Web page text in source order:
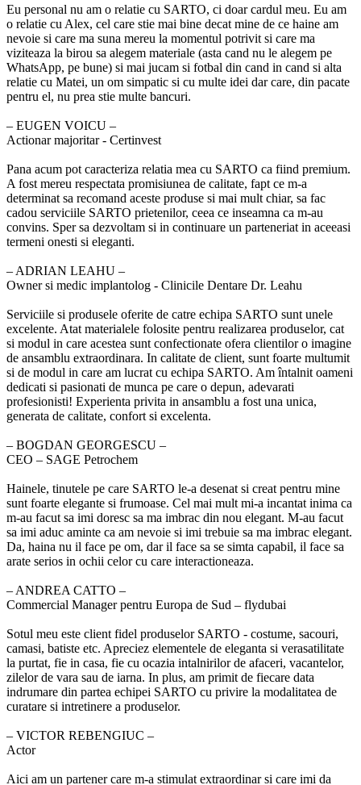
Eu personal nu am o relatie cu SARTO, ci doar cardul meu. Eu am
o relatie cu Alex, cel care stie mai bine decat mine de ce haine am
nevoie si care ma suna mereu la momentul potrivit si care ma
viziteaza la birou sa alegem materiale (asta cand nu le alegem pe
WhatsApp, pe bune) si mai jucam si fotbal din cand in cand si alta
relatie cu Matei, un om simpatic si cu multe idei dar care, din pacate
pentru el, nu prea stie multe bancuri.
‒ EUGEN VOICU –
Actionar majoritar - Certinvest
Pana acum pot caracteriza relatia mea cu SARTO ca fiind premium.
A fost mereu respectata promisiunea de calitate, fapt ce m-a
determinat sa recomand aceste produse si mai mult chiar, sa fac
cadou serviciile SARTO prietenilor, ceea ce inseamna ca m-au
convins. Sper sa dezvoltam si in continuare un parteneriat in aceeasi
termeni onesti si eleganti.
‒ ADRIAN LEAHU –
Owner si medic implantolog - Clinicile Dentare Dr. Leahu
Serviciile si produsele oferite de catre echipa SARTO sunt unele
excelente. Atat materialele folosite pentru realizarea produselor, cat
si modul in care acestea sunt confectionate ofera clientilor o imagine
de ansamblu extraordinara. In calitate de client, sunt foarte multumit
si de modul in care am lucrat cu echipa SARTO. Am întalnit oameni
dedicati si pasionati de munca pe care o depun, adevarati
profesionisti! Experienta privita in ansamblu a fost una unica,
generata de calitate, confort si excelenta.
‒ BOGDAN GEORGESCU –
CEO – SAGE Petrochem
Hainele, tinutele pe care SARTO le-a desenat si creat pentru mine
sunt foarte elegante si frumoase. Cel mai mult mi-a incantat inima ca
m-au facut sa imi doresc sa ma imbrac din nou elegant. M-au facut
sa imi aduc aminte ca am nevoie si imi trebuie sa ma imbrac elegant.
Da, haina nu il face pe om, dar il face sa se simta capabil, il face sa
arate serios in ochii celor cu care interactioneaza.
‒ ANDREA CATTO –
Commercial Manager pentru Europa de Sud – flydubai
Sotul meu este client fidel produselor SARTO - costume, sacouri,
camasi, batiste etc. Apreciez elementele de eleganta si verasatilitate
la purtat, fie in casa, fie cu ocazia intalnirilor de afaceri, vacantelor,
zilelor de vara sau de iarna. In plus, am primit de fiecare data
indrumare din partea echipei SARTO cu privire la modalitatea de
curatare si intretinere a produselor.
‒ VICTOR REBENGIUC –
Actor
Aici am un partener care m-a stimulat extraordinar si care imi da